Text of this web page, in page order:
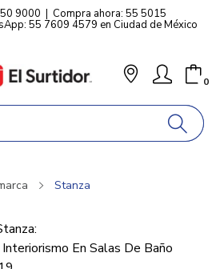
9000 | Compra ahora: 55 5015
55 7609 4579 en Ciudad de México
0
Stanza
En Salas De Baño